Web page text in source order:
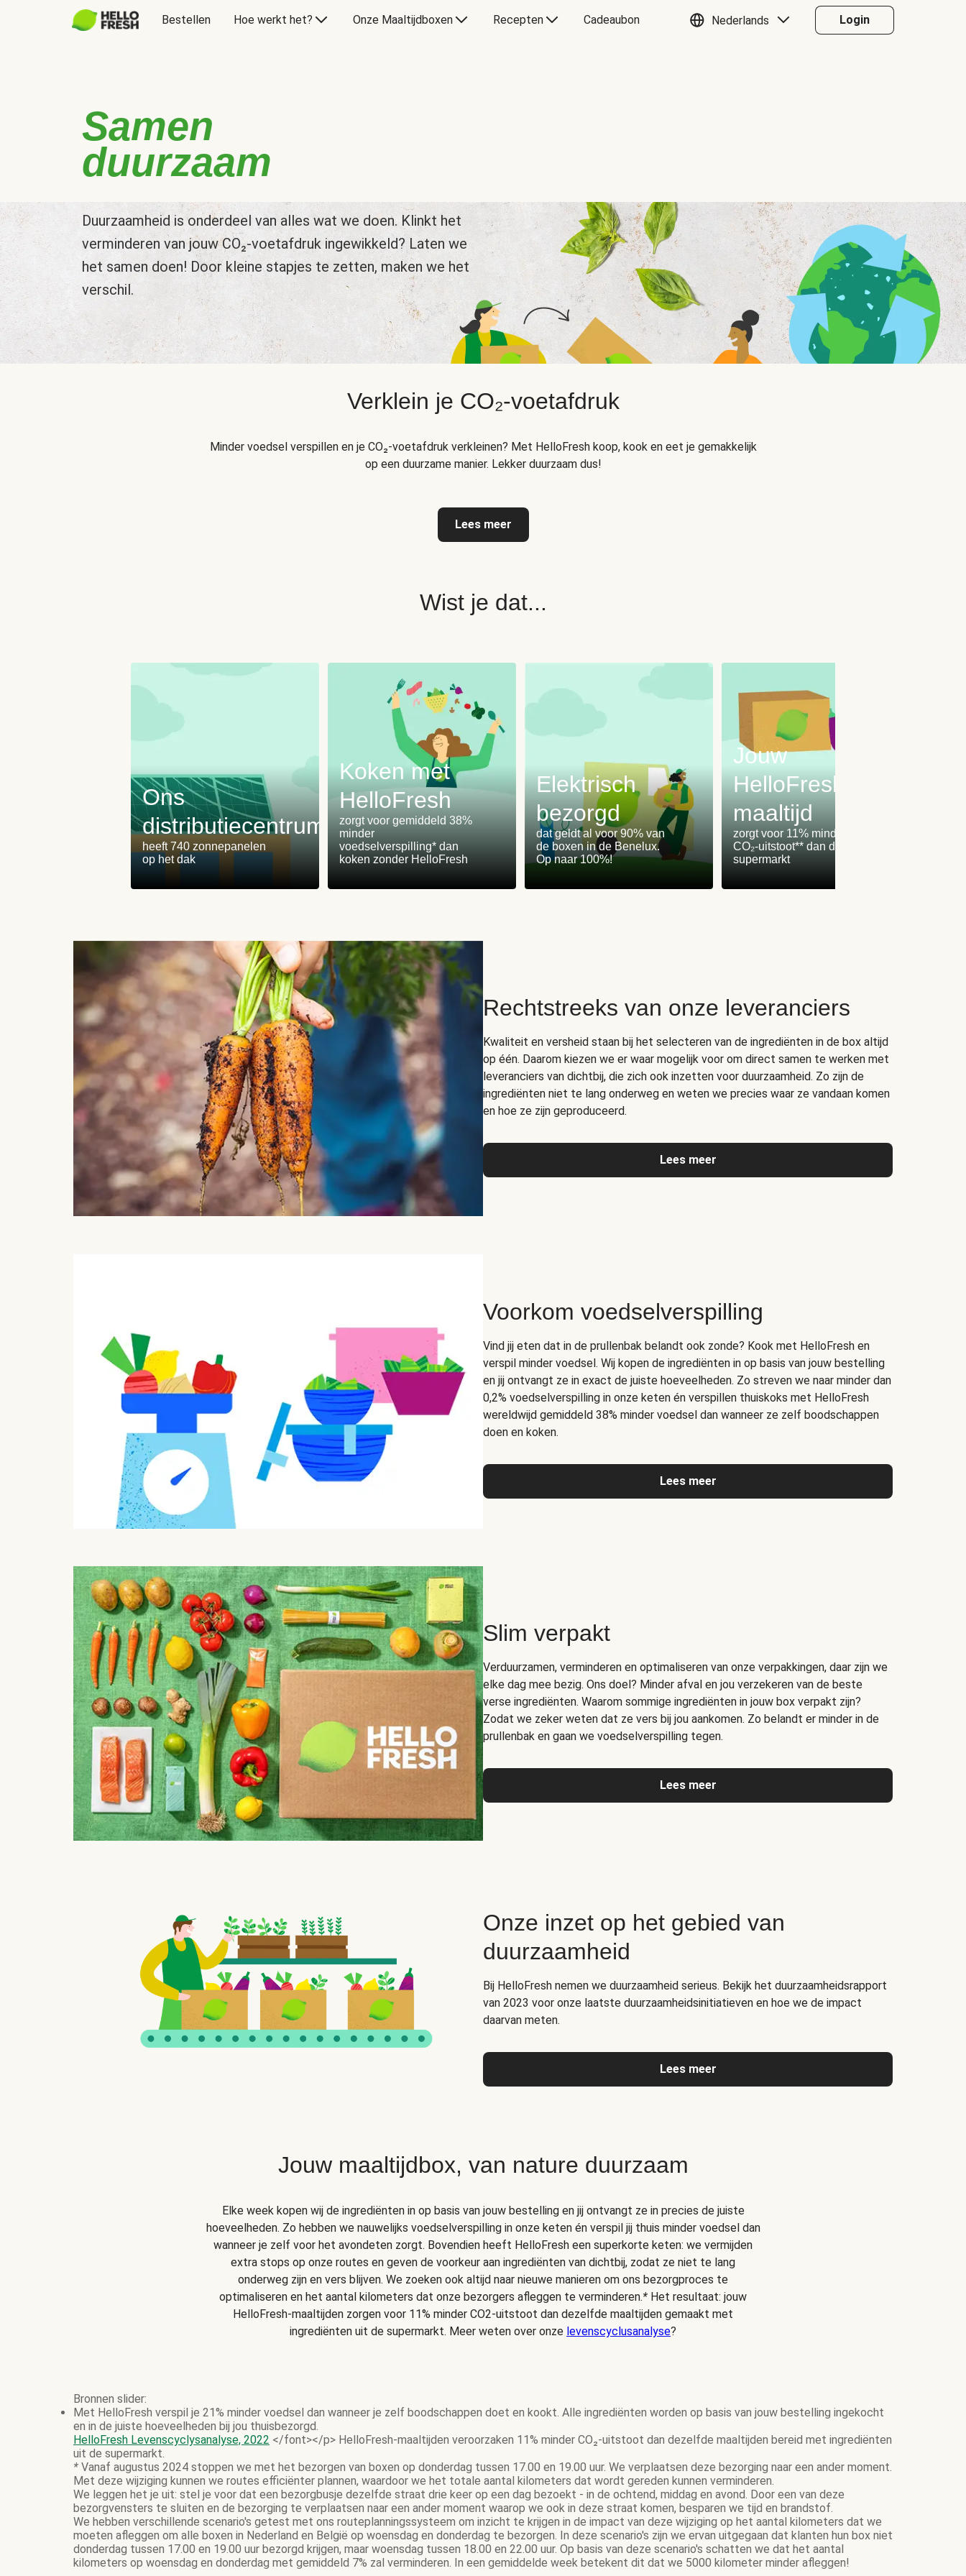
Bestellen Hoe werkt het? Onze Maaltijdboxen Recepten Cadeaubon Nederlands Login
Samen
duurzaam
Duurzaamheid is onderdeel van alles wat we doen. Klinkt het
verminderen van jouw CO₂-voetafdruk ingewikkeld? Laten we
het samen doen! Door kleine stapjes te zetten, maken we het
verschil.
Verklein je CO₂-voetafdruk
Minder voedsel verspillen en je CO₂-voetafdruk verkleinen? Met HelloFresh koop, kook en eet je gemakkelijk
op een duurzame manier. Lekker duurzaam dus!
Lees meer
Wist je dat...
Ons
distributiecentrum
heeft 740 zonnepanelen
op het dak
Koken met
HelloFresh
zorgt voor gemiddeld 38%
minder
voedselverspilling* dan
koken zonder HelloFresh
Elektrisch
bezorgd
dat geldt al voor 90% van
de boxen in de Benelux.
Op naar 100%!
Jouw
HelloFresh-
maaltijd
zorgt voor 11% minder
CO₂-uitstoot** dan de
supermarkt
Rechtstreeks van onze leveranciers
Kwaliteit en versheid staan bij het selecteren van de ingrediënten in de box altijd
op één. Daarom kiezen we er waar mogelijk voor om direct samen te werken met
leveranciers van dichtbij, die zich ook inzetten voor duurzaamheid. Zo zijn de
ingrediënten niet te lang onderweg en weten we precies waar ze vandaan komen
en hoe ze zijn geproduceerd.
Lees meer
Voorkom voedselverspilling
Vind jij eten dat in de prullenbak belandt ook zonde? Kook met HelloFresh en
verspil minder voedsel. Wij kopen de ingrediënten in op basis van jouw bestelling
en jij ontvangt ze in exact de juiste hoeveelheden. Zo streven we naar minder dan
0,2% voedselverspilling in onze keten én verspillen thuiskoks met HelloFresh
wereldwijd gemiddeld 38% minder voedsel dan wanneer ze zelf boodschappen
doen en koken.
Lees meer
Slim verpakt
Verduurzamen, verminderen en optimaliseren van onze verpakkingen, daar zijn we
elke dag mee bezig. Ons doel? Minder afval en jou verzekeren van de beste
verse ingrediënten. Waarom sommige ingrediënten in jouw box verpakt zijn?
Zodat we zeker weten dat ze vers bij jou aankomen. Zo belandt er minder in de
prullenbak en gaan we voedselverspilling tegen.
Lees meer
Onze inzet op het gebied van
duurzaamheid
Bij HelloFresh nemen we duurzaamheid serieus. Bekijk het duurzaamheidsrapport
van 2023 voor onze laatste duurzaamheidsinitiatieven en hoe we de impact
daarvan meten.
Lees meer
Jouw maaltijdbox, van nature duurzaam
Elke week kopen wij de ingrediënten in op basis van jouw bestelling en jij ontvangt ze in precies de juiste
hoeveelheden. Zo hebben we nauwelijks voedselverspilling in onze keten én verspil jij thuis minder voedsel dan
wanneer je zelf voor het avondeten zorgt. Bovendien heeft HelloFresh een superkorte keten: we vermijden
extra stops op onze routes en geven de voorkeur aan ingrediënten van dichtbij, zodat ze niet te lang
onderweg zijn en vers blijven. We zoeken ook altijd naar nieuwe manieren om ons bezorgproces te
optimaliseren en het aantal kilometers dat onze bezorgers afleggen te verminderen.* Het resultaat: jouw
HelloFresh-maaltijden zorgen voor 11% minder CO2-uitstoot dan dezelfde maaltijden gemaakt met
ingrediënten uit de supermarkt. Meer weten over onze levenscyclusanalyse?
Bronnen slider:
Met HelloFresh verspil je 21% minder voedsel dan wanneer je zelf boodschappen doet en kookt. Alle ingrediënten worden op basis van jouw bestelling ingekocht
en in de juiste hoeveelheden bij jou thuisbezorgd.
HelloFresh Levenscyclysanalyse, 2022 </font></p> HelloFresh-maaltijden veroorzaken 11% minder CO₂-uitstoot dan dezelfde maaltijden bereid met ingrediënten
uit de supermarkt.
* Vanaf augustus 2024 stoppen we met het bezorgen van boxen op donderdag tussen 17.00 en 19.00 uur. We verplaatsen deze bezorging naar een ander moment.
Met deze wijziging kunnen we routes efficiënter plannen, waardoor we het totale aantal kilometers dat wordt gereden kunnen verminderen.
We leggen het je uit: stel je voor dat een bezorgbusje dezelfde straat drie keer op een dag bezoekt - in de ochtend, middag en avond. Door een van deze
bezorgvensters te sluiten en de bezorging te verplaatsen naar een ander moment waarop we ook in deze straat komen, besparen we tijd en brandstof.
We hebben verschillende scenario's getest met ons routeplanningssysteem om inzicht te krijgen in de impact van deze wijziging op het aantal kilometers dat we
moeten afleggen om alle boxen in Nederland en België op woensdag en donderdag te bezorgen. In deze scenario's zijn we ervan uitgegaan dat klanten hun box niet
donderdag tussen 17.00 en 19.00 uur bezorgd krijgen, maar woensdag tussen 18.00 en 22.00 uur. Op basis van deze scenario's schatten we dat het aantal
kilometers op woensdag en donderdag met gemiddeld 7% zal verminderen. In een gemiddelde week betekent dit dat we 5000 kilometer minder afleggen!